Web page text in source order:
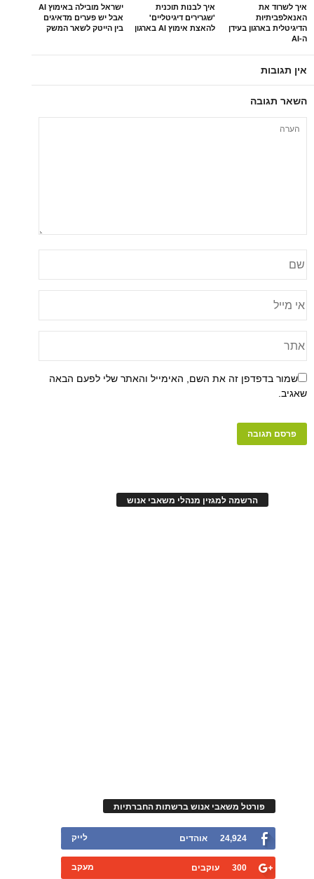
ישראל מובילה באימוץ AI
אבל יש פערים מדאיגים
בין הייטק לשאר המשק
איך לבנות תוכנית
'שגרירים דיגיטליים'
להאצת אימוץ AI בארגון
איך לשרוד את
האנאלפביתיוּת
הדיגיטלית בארגון בעידן
ה-AI
אין תגובות
השאר תגובה
שמור בדפדפן זה את השם, האימייל והאתר שלי לפעם הבאה
שאגיב.
הרשמה למגזין מנהלי משאבי אנוש
פורטל משאבי אנוש ברשתות החברתיות
24,924 אוהדים לייק
300 עוקבים מעקב